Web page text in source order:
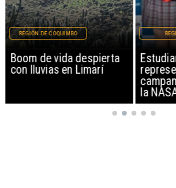
Boom de vida despierta
con lluvias en Limarí
REGIÓN DE COQUIMBO
la